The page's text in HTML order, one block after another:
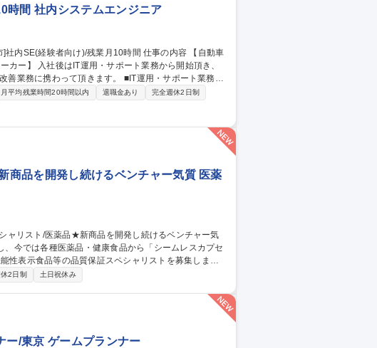
時間 社内システムエンジニア
カー】 入社後はIT運用・サポート業務から開始頂き、
頂きます。 ■IT運用・サポート業務：
合わせ対応(ヘルプデスク)、ソフトウェア導入・運用
■IT環境の企画・改善：社内システム・サーバーの構
の作成・改修及びプログラム対応(AS400/VBScript/RPA
ラの構築・運用、DX推進活動等。 募集職種 [東京/清瀬市]社内SE(経験者向け)/残業月10時間
月平均残業時間20時間以内 退職金あり
完全週休2日制
商品を開発し続けるベンチャー気質 医薬
性表示食品等の品質保証スペシャリストを募集しま
認する業務(製品開発時に各開発ステップでの製品レビ
ームで分担して対応します。 募集職種 【大
るベンチャー気質
2日制 土日祝休み
ー/東京 ゲームプランナー